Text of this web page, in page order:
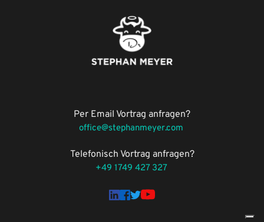
Per Email Vortrag anfragen?
office@stephanmeyer.com
Telefonisch Vortrag anfragen?
+49 1749 427 327